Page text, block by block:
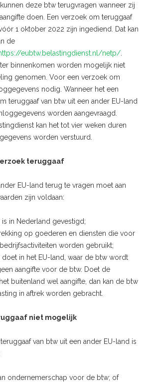
deze btw terugvragen wanneer zij
doen. Een verzoek om teruggaaf
1 oktober 2022 zijn ingediend. Dat kan
de
eubtw.belastingdienst.nl/netp/
binnenkomen worden mogelijk niet
genomen. Voor een verzoek om
nodig. Wanneer het een
teruggaaf van btw uit een ander EU-land
worden aangevraagd.
kan het tot vier weken duren
worden verstuurd.
teruggaaf
EU-land terug te vragen moet aan
zijn voldaan:
in Nederland gevestigd;
op goederen en diensten die voor
worden gebruikt;
in het EU-land, waar de btw wordt
aangifte voor de btw. Doet de
buitenland wel aangifte, dan kan de btw
in aftrek worden gebracht.
niet mogelijk
van btw uit een ander EU-land is
ondernemerschap voor de btw; of